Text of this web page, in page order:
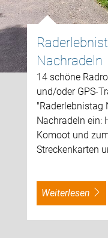
Nachradeln
14 schöne
und/oder GPS-
"Raderlebnistag
Nachradeln ein:
Komoot und
Streckenkarten
weiterlesen